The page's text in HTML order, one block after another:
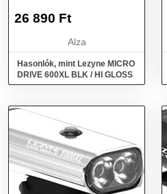
26 890 Ft
Alza
Hasonlók, mint Lezyne MICRO
DRIVE 600XL BLK / HI GLOSS